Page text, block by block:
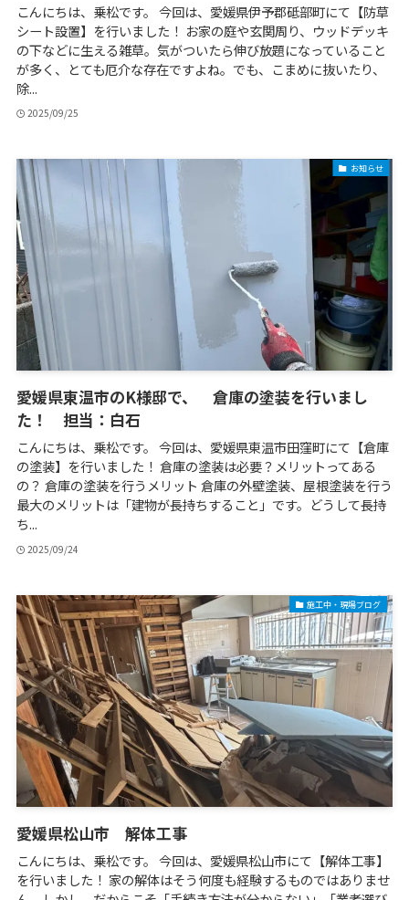
こんにちは、乗松です。 今回は、愛媛県伊予郡砥部町にて【防草
シート設置】を行いました！ お家の庭や玄関周り、ウッドデッキ
の下などに生える雑草。気がついたら伸び放題になっていること
が多く、とても厄介な存在ですよね。でも、こまめに抜いたり、
除...
2025/09/25
お知らせ
愛媛県東温市のK様邸で、 倉庫の塗装を行いまし
た！ 担当：白石
こんにちは、乗松です。 今回は、愛媛県東温市田窪町にて【倉庫
の塗装】を行いました！ 倉庫の塗装は必要？メリットってある
の？ 倉庫の塗装を行うメリット 倉庫の外壁塗装、屋根塗装を行う
最大のメリットは「建物が長持ちすること」です。どうして長持
ち...
2025/09/24
施工中・現場ブログ
愛媛県松山市 解体工事
こんにちは、乗松です。 今回は、愛媛県松山市にて【解体工事】
を行いました！ 家の解体はそう何度も経験するものではありませ